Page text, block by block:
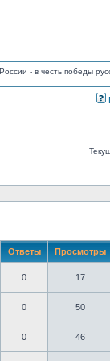
- в честь победы
Ответы Просмотры
0 17
0 50
0 46